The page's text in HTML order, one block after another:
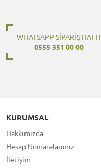
WHATSAPP SİPARİŞ HATTI
0555 351 00 00
KURUMSAL
Hakkımızda
Hesap Numaralarımız
İletişim